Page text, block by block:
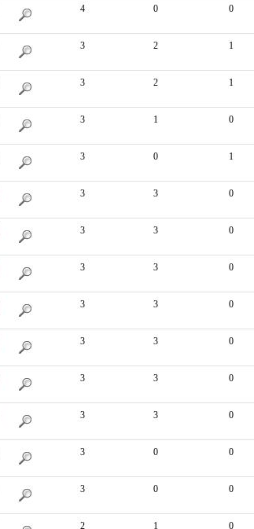
4 0 0
3 2 1
3 2 1
3 1 0
3 0 1
3 3 0
3 3 0
3 3 0
3 3 0
3 3 0
3 3 0
3 3 0
3 0 0
3 0 0
2 1 0